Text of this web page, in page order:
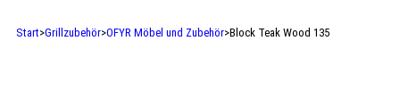
Start>Grillzubehör>OFYR Möbel und Zubehör>Block Teak Wood 135